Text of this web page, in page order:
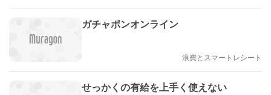
ガチャポンオンライン
浪費とスマートレシート
せっかくの有給を上手く使えない